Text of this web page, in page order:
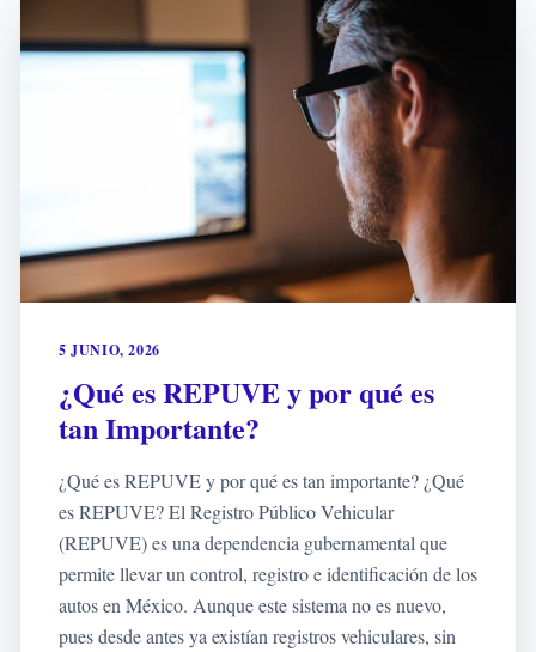
5 JUNIO, 2026
¿Qué es REPUVE y por qué es
tan Importante?
¿Qué es REPUVE y por qué es tan importante? ¿Qué
es REPUVE? El Registro Público Vehicular
(REPUVE) es una dependencia gubernamental que
permite llevar un control, registro e identificación de los
autos en México. Aunque este sistema no es nuevo,
pues desde antes ya existían registros vehiculares, sin